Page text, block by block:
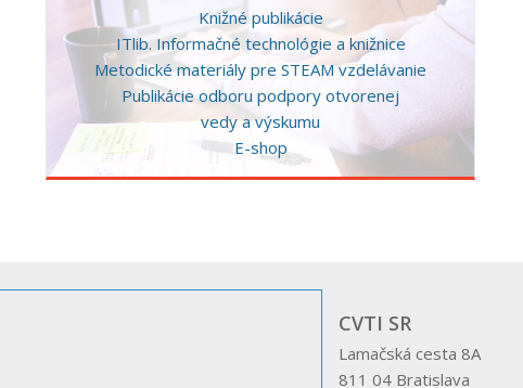
Knižné publikácie
ITlib. Informačné technológie a knižnice
Metodické materiály pre STEAM vzdelávanie
Publikácie odboru podpory otvorenej
vedy a výskumu
E-shop
CVTI SR
Lamačská cesta 8A
811 04 Bratislava